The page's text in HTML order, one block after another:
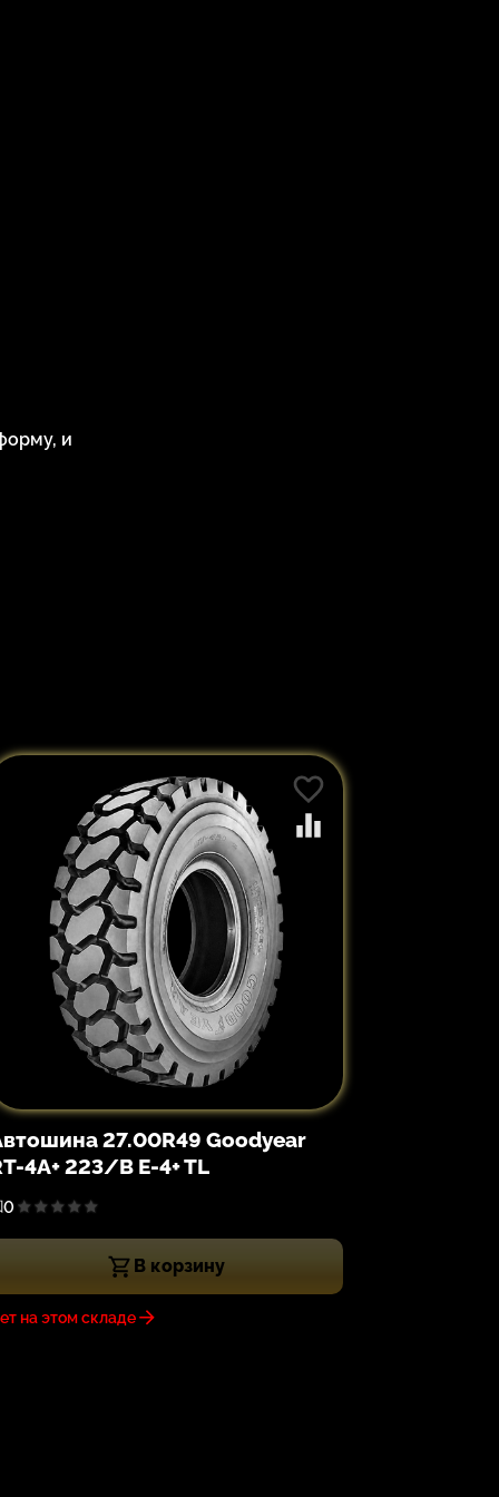
и
27.00R49 Goodyear
4A+ 223/B E-4+ TL
0
В корзину
на этом складе